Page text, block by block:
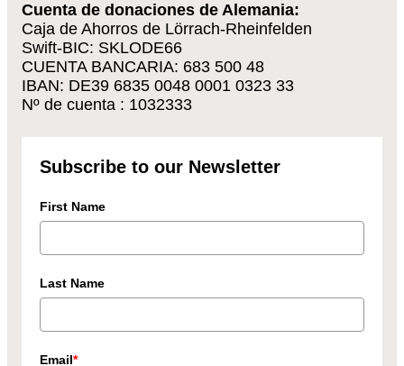
Cuenta de donaciones de Alemania:
Caja de Ahorros de Lörrach-Rheinfelden
Swift-BIC: SKLODE66
CUENTA BANCARIA: 683 500 48
IBAN: DE39 6835 0048 0001 0323 33
Nº de cuenta : 1032333
Subscribe to our Newsletter
First Name
Last Name
Email*